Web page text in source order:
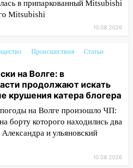
Ульяновской области
в связи с
среди них есть
поиски на Волге: в
продолжают
после крушения
о состоянии
зажало между
в припаркованный Mitsubishi
Mitsubishi
10.08.2026
Происшествия
Статьи
на Волге: в
продолжают искать
крушения катера блогера
на Волге произошло ЧП:
борту которого находились два
и ульяновский
10.08.2026